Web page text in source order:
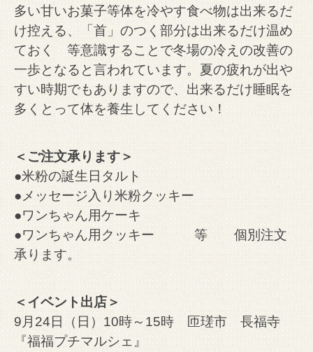
多い甘いお菓子等体を冷やす食べ物は出来るだ
け控える、
「首」のつく部分は出来るだけ温め
ておく 等意識することで冬場の冷えの改善の
一歩となると言われています。 夏の疲れが出や
すい時期でもありますので、出来るだけ睡眠を
多くとって体を養生してください！
＜ご注文承ります＞
●米粉の誕生日タルト
●メッセージ入り米粉クッキー
●ワンちゃん用ケーキ
●ワンちゃん用クッキー 等 個別注文
承ります。
＜イベント出店＞
9月24日（日）10時～15時 匝瑳市 長福寺
『福福プチマルシェ』